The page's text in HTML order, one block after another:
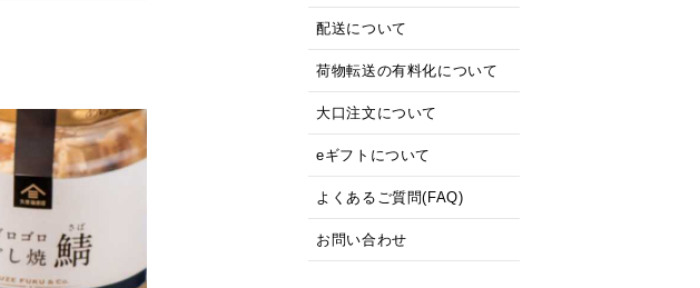
配送について
荷物転送の有料化について
大口注文について
eギフトについて
よくあるご質問(FAQ)
お問い合わせ